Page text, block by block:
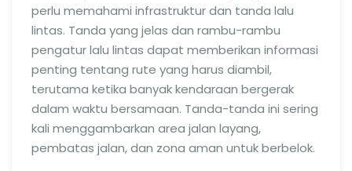
perlu memahami infrastruktur dan tanda lalu
lintas. Tanda yang jelas dan rambu-rambu
pengatur lalu lintas dapat memberikan informasi
penting tentang rute yang harus diambil,
terutama ketika banyak kendaraan bergerak
dalam waktu bersamaan. Tanda-tanda ini sering
kali menggambarkan area jalan layang,
pembatas jalan, dan zona aman untuk berbelok.